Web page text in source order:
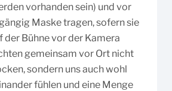
vorhanden sein) und vor
Maske tragen, sofern sie
der Bühne vor der Kamera
gemeinsam vor Ort nicht
sondern uns auch wohl
fühlen und eine Menge